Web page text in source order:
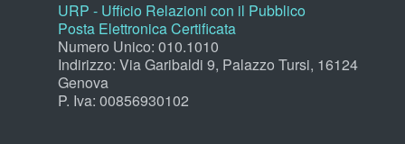
URP - Ufficio Relazioni con il Pubblico
Posta Elettronica Certificata
Numero Unico: 010.1010
Indirizzo: Via Garibaldi 9, Palazzo Tursi, 16124
Genova
P. Iva: 00856930102